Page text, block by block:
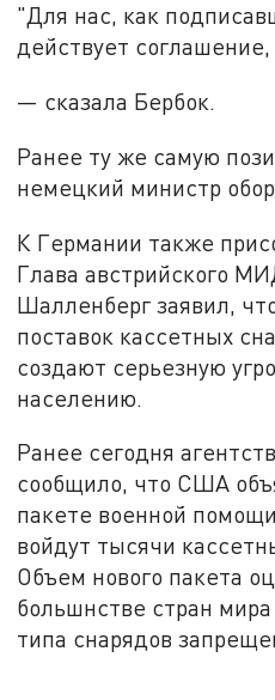
"Для нас, как
действует
— сказала Бербок.
Ранее ту же самую
немецкий министр
К Германии также
Глава австрийского
Шалленберг заявил,
поставок кассетных
создают серьезную
населению.
Ранее сегодня
сообщило, что США
пакете военной
войдут тысячи
Объем нового пакета
большнстве стран
типа снарядов